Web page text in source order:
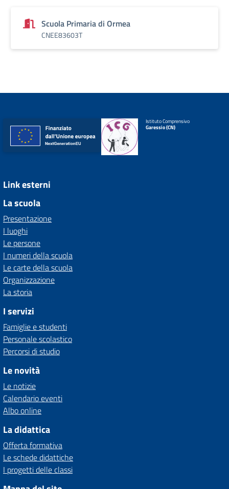
Scuola Primaria di Ormea
CNEE83603T
Istituto Comprensivo
Garessio (CN)
Link esterni
La scuola
Presentazione
I luoghi
Le persone
I numeri della scuola
Le carte della scuola
Organizzazione
La storia
I servizi
Famiglie e studenti
Personale scolastico
Percorsi di studio
Le novità
Le notizie
Calendario eventi
Albo online
La didattica
Offerta formativa
Le schede didattiche
I progetti delle classi